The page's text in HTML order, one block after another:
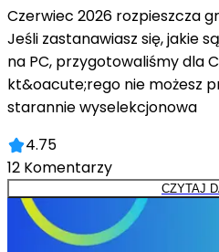
Czerwiec 2026 rozpieszcza
Jeśli zastanawiasz się, jakie
na PC, przygotowaliśmy dla
kt&oacute;rego nie możesz
starannie wyselekcjonowa
4.75
12 Komentarzy
CZYTAJ